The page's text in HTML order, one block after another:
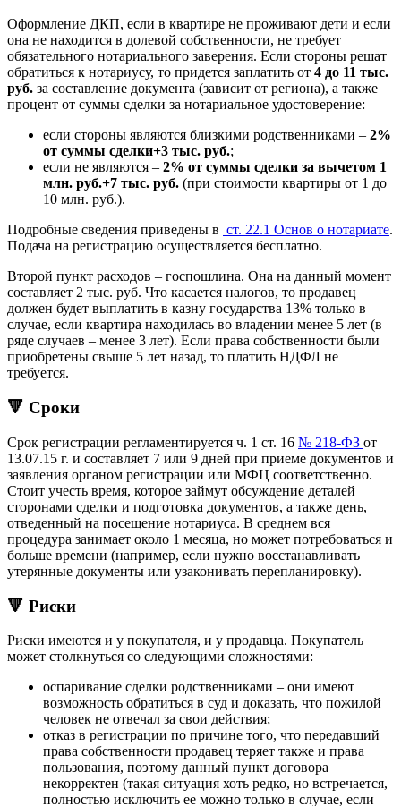
Оформление ДКП, если в квартире не проживают дети и если
она не находится в долевой собственности, не требует
обязательного нотариального заверения. Если стороны решат
обратиться к нотариусу, то придется заплатить от 4 до 11 тыс.
руб. за составление документа (зависит от региона), а также
процент от суммы сделки за нотариальное удостоверение:
если стороны являются близкими родственниками – 2%
от суммы сделки+3 тыс. руб.;
если не являются – 2% от суммы сделки за вычетом 1
млн. руб.+7 тыс. руб. (при стоимости квартиры от 1 до
10 млн. руб.).
Подробные сведения приведены в ст. 22.1 Основ о нотариате.
Подача на регистрацию осуществляется бесплатно.
Второй пункт расходов – госпошлина. Она на данный момент
составляет 2 тыс. руб. Что касается налогов, то продавец
должен будет выплатить в казну государства 13% только в
случае, если квартира находилась во владении менее 5 лет (в
ряде случаев – менее 3 лет). Если права собственности были
приобретены свыше 5 лет назад, то платить НДФЛ не
требуется.
🔻 Сроки
Срок регистрации регламентируется ч. 1 ст. 16 № 218-ФЗ от
13.07.15 г. и составляет 7 или 9 дней при приеме документов и
заявления органом регистрации или МФЦ соответственно.
Стоит учесть время, которое займут обсуждение деталей
сторонами сделки и подготовка документов, а также день,
отведенный на посещение нотариуса. В среднем вся
процедура занимает около 1 месяца, но может потребоваться и
больше времени (например, если нужно восстанавливать
утерянные документы или узаконивать перепланировку).
🔻 Риски
Риски имеются и у покупателя, и у продавца. Покупатель
может столкнуться со следующими сложностями:
оспаривание сделки родственниками – они имеют
возможность обратиться в суд и доказать, что пожилой
человек не отвечал за свои действия;
отказ в регистрации по причине того, что передавший
права собственности продавец теряет также и права
пользования, поэтому данный пункт договора
некорректен (такая ситуация хоть редко, но встречается,
полностью исключить ее можно только в случае, если